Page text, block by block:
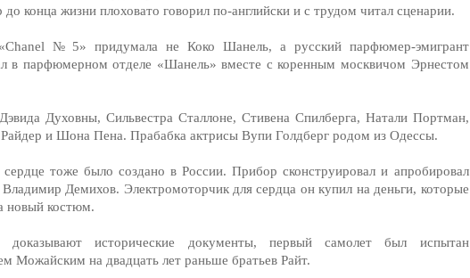
конца жизни плоховато говорил по-английски и с трудом читал сценарии.
№ 5» придумала не Коко Шанель, а русский парфюмер-эмигрант
в парфюмерном отделе «Шанель» вместе с коренным москвичом Эрнестом
Духовны, Сильвестра Сталлоне, Стивена Спилберга, Натали Портман,
и Шона Пена. Прабабка актрисы Вупи Голдберг родом из Одессы.
сердце тоже было создано в России. Прибор сконструировал и апробировал
Демихов. Электромоторчик для сердца он купил на деньги, которые
новый костюм.
исторические документы, первый самолет был испытан
Можайским на двадцать лет раньше братьев Райт.